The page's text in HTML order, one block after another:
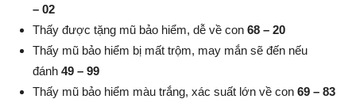
– 02
Thấy được tặng mũ bảo hiểm, dễ về con 68 – 20
Thấy mũ bảo hiểm bị mất trộm, may mắn sẽ đến nếu
đánh 49 – 99
Thấy mũ bảo hiểm màu trắng, xác suất lớn về con 69 – 83